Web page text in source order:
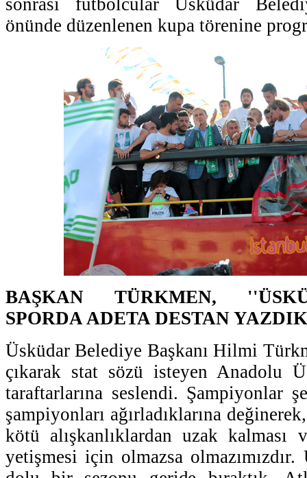
önünde düzenlenen kupa törenine
BAŞKAN TÜRKMEN,
SPORDA ADETA DESTAN
Üsküdar Belediye Başkanı Hilmi
çıkarak stat sözü isteyen Anadolu
taraftarlarına seslendi. Şampiyonlar
şampiyonları ağırladıklarına
kötü alışkanlıklardan uzak kalması
yetişmesi için olmazsa